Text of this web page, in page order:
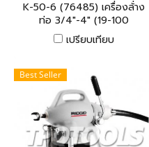
K-50-6 (76485) เครื่องล้่าง
ท่อ 3/4"-4" (19-100
มม.)พร้อมชุดสายเคเบิ้ล A30 +
อะแดปเตอร์ A-17A RIDGID
เปรียบเทียบ
Best Seller